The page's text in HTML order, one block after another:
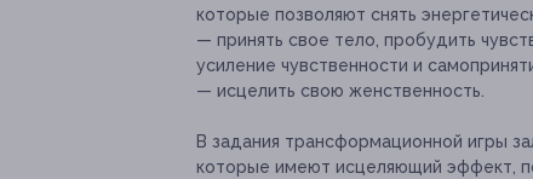
которые позволяют снять
— принять свое тело, пробудить
усиление чувственности и
— исцелить свою женственность.
В задания трансформационной игры
которые имеют исцеляющий эффект,